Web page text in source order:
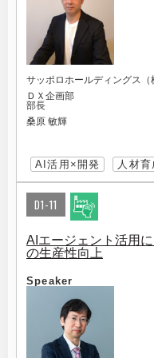
サッポロホールディングス（
ＤＸ企画部
部長
桑原 敏輝
AI活用×開発 人材
D1-11
AIエージェント活用
の生産性向上
Speaker